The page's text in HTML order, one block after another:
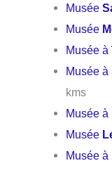
Musée
Musée
Musée à
Musée à
kms
Musée à
Musée
Musée à